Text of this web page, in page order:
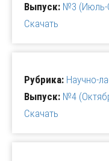
Выпуск: №3 (Июль-
Скачать
Рубрика: Научно-
Выпуск: №4
Скачать